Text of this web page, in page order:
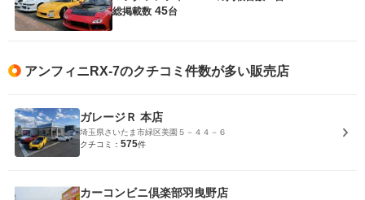
総掲載数 45台
アンフィニRX-7のクチコミ件数が多い販売店
ガレージＲ 本店
埼玉県さいたま市緑区美園５－４４－６
クチコミ： 575件
カーコンビニ倶楽部羽曳野店